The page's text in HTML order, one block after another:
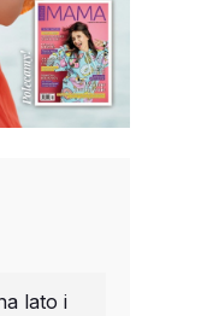
lato i